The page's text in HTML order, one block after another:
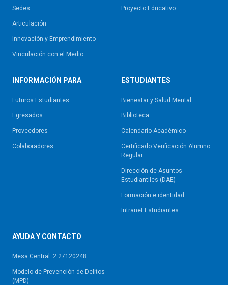
Sedes
Articulación
Innovación y Emprendimiento
Vinculación con el Medio
Proyecto Educativo
INFORMACIÓN PARA
Futuros Estudiantes
Egresados
Proveedores
Colaboradores
ESTUDIANTES
Bienestar y Salud Mental
Biblioteca
Calendario Académico
Certificado Verificación Alumno
Regular
Dirección de Asuntos
Estudiantiles (DAE)
Formación e identidad
Intranet Estudiantes
AYUDA Y CONTACTO
Mesa Central: 2 27120248
Modelo de Prevención de Delitos
(MPD)